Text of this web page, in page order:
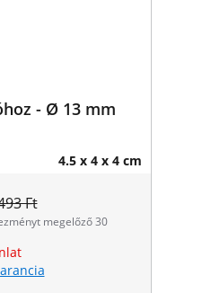
- Ø 13 mm
4.5 x 4 x 4 cm
Ft
megelőző 30